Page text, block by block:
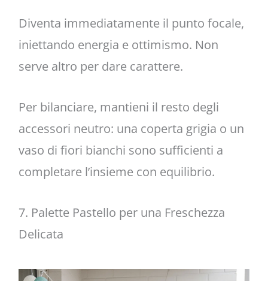
Diventa immediatamente il punto focale,
iniettando energia e ottimismo. Non
serve altro per dare carattere.
Per bilanciare, mantieni il resto degli
accessori neutro: una coperta grigia o un
vaso di fiori bianchi sono sufficienti a
completare l’insieme con equilibrio.
7. Palette Pastello per una Freschezza
Delicata